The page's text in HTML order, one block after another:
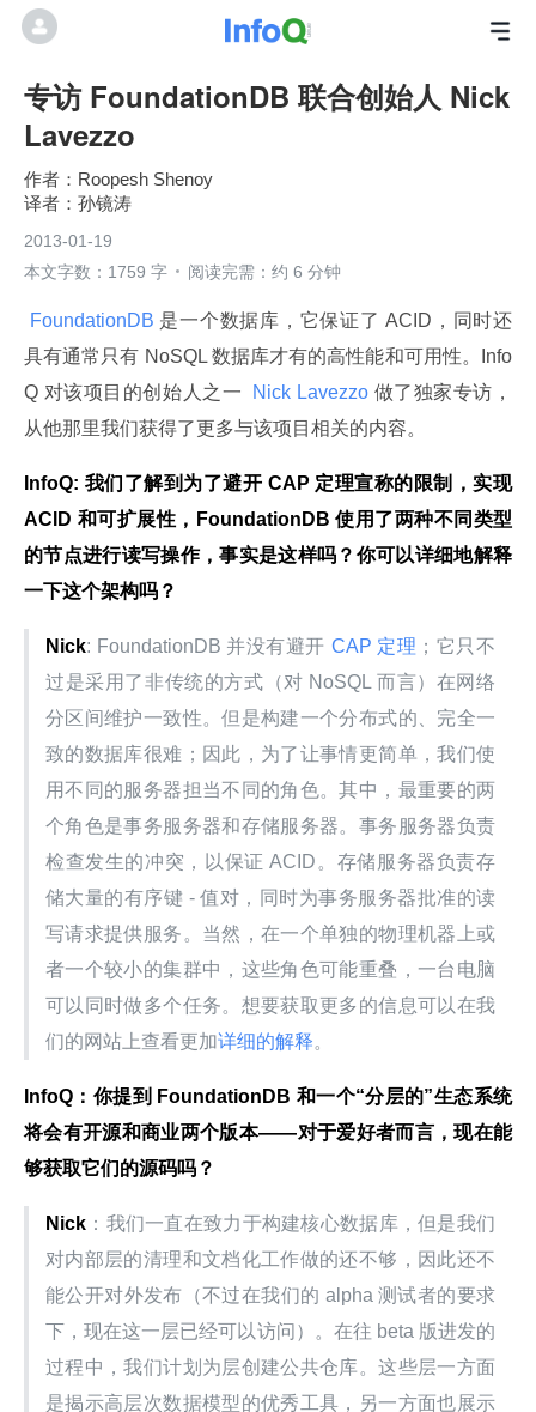
专访 FoundationDB 联合创始人 Nick
Lavezzo
Roopesh Shenoy
孙镜涛
2013-01-19
本文字数：1759 字
阅读完需：约 6 分钟
FoundationDB 是一个数据库，它保证了 ACID，同时还
具有通常只有 NoSQL 数据库才有的高性能和可用性。Info
Q 对该项目的创始人之一
Nick Lavezzo 做了独家专访，
从他那里我们获得了更多与该项目相关的内容。
InfoQ: 我们了解到为了避开 CAP 定理宣称的限制，实现
ACID 和可扩展性，FoundationDB 使用了两种不同类型
的节点进行读写操作，事实是这样吗？你可以详细地解释
一下这个架构吗？
Nick: FoundationDB 并没有避开 CAP 定理 ；它只不
过是采用了非传统的方式（对 NoSQL 而言）在网络
分区间维护一致性。但是构建一个分布式的、完全一
致的数据库很难；因此，为了让事情更简单，我们使
用不同的服务器担当不同的角色。其中，最重要的两
个角色是事务服务器和存储服务器。事务服务器负责
检查发生的冲突，以保证 ACID。存储服务器负责存
储大量的有序键 - 值对，同时为事务服务器批准的读
写请求提供服务。当然，在一个单独的物理机器上或
者一个较小的集群中，这些角色可能重叠，一台电脑
可以同时做多个任务。想要获取更多的信息可以在我
们的网站上查看更加详细的解释。
InfoQ：你提到 FoundationDB 和一个“分层的”生态系统
将会有开源和商业两个版本——对于爱好者而言，现在能
够获取它们的源码吗？
Nick ：我们一直在致力于构建核心数据库，但是我们
对内部层的清理和文档化工作做的还不够，因此还不
能公开对外发布（不过在我们的 alpha 测试者的要求
下，现在这一层已经可以访问）。在往 beta 版进发的
过程中，我们计划为层创建公共仓库。这些层一方面
是揭示高层次数据模型的优秀工具，另一方面也展示